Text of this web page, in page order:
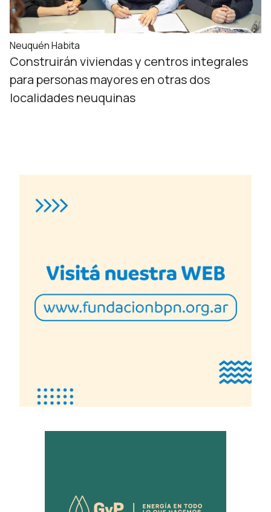
Neuquén Habita
Construirán viviendas y centros integrales
para personas mayores en otras dos
localidades neuquinas